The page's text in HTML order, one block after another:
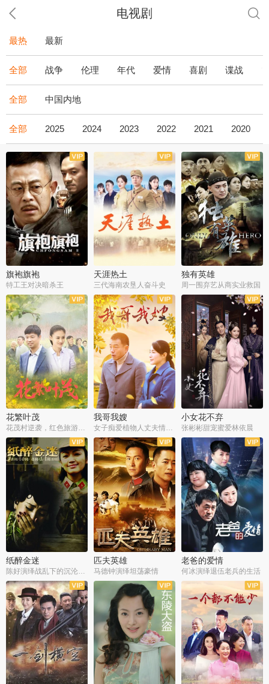
电视剧
最热 最新
全部 战争 伦理 年代 爱情 喜剧 谍战
全部 中国内地
全部 2025 2024 2023 2022 2021 2020
全43集
旗袍旗袍
特工王对决暗杀王
全36集
天涯热土
三代海南农垦人奋斗史
全34集
独有英雄
周一围弃艺从商实业救国
全34集
花繁叶茂
花茂村逆袭，红色旅游出圈
全50集
我哥我嫂
女子痴爱植物人丈夫情定一生
全51集
小女花不弃
张彬彬甜宠蜜爱林依晨
全42集
纸醉金迷
全35集
匹夫英雄
马德钟演绎坦荡豪情
全32集
老爸的爱情
何冰演绎退伍老兵的生活
全40集
全33集 全36集